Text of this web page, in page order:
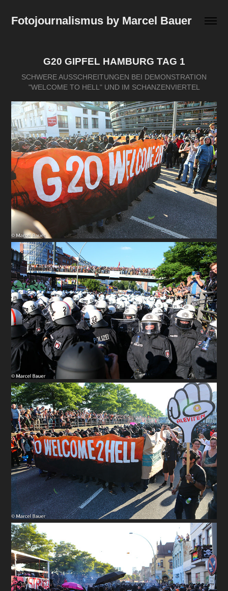
Fotojournalismus by Marcel Bauer
G20 GIPFEL HAMBURG TAG 1
SCHWERE AUSSCHREITUNGEN BEI DEMONSTRATION
"WELCOME TO HELL" UND IM SCHANZENVIERTEL